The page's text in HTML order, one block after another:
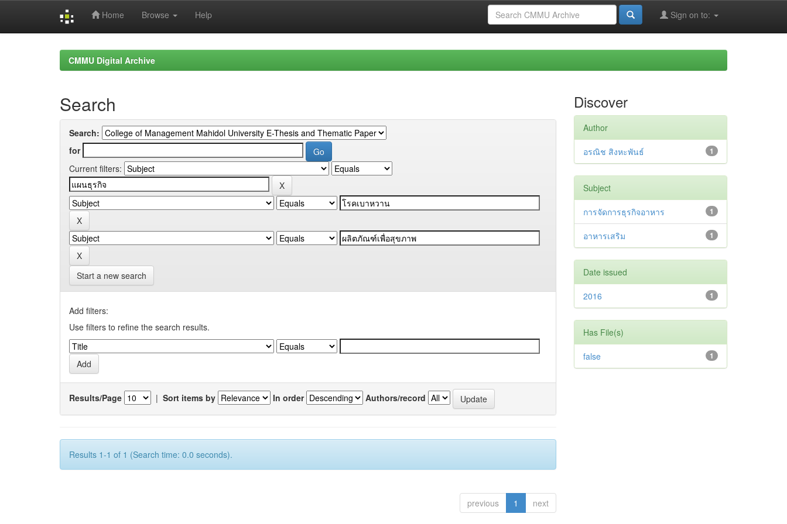
Home Browse Help Sign on to:
CMMU Digital Archive
Search
Search:
for
Current filters:
Start a new search
Add filters:
Use filters to refine the search results.
Results/Page | Sort items by In order Authors/record
Results 1-1 of 1 (Search time: 0.0 seconds).
previous 1 next
Discover
Author
1
อรณิช สิงหะพันธ์
Subject
1
การจัดการธุรกิจอาหาร
1
อาหารเสริม
Date issued
1
2016
Has File(s)
1
false